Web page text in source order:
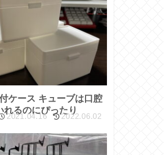
ケース キューブは口腔
れるのにぴったり
2021.04.16 2022.06.02